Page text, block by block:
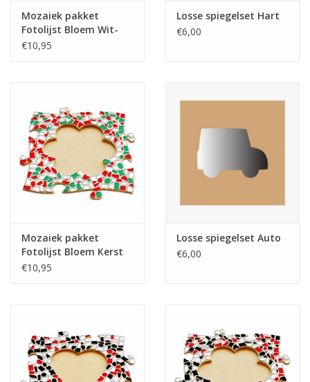
Mozaiek pakket
Fotolijst Bloem Wit-
Paars-Violet
€10,95
Losse spiegelset Hart
€6,00
Mozaiek pakket
Fotolijst Bloem Kerst
€10,95
Losse spiegelset Auto
€6,00